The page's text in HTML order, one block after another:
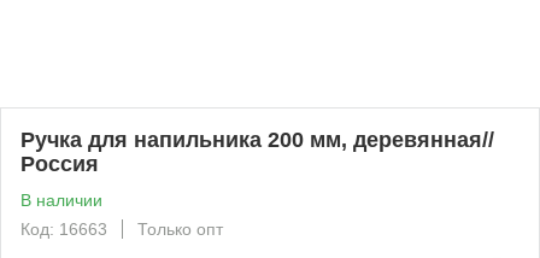
Ручка для напильника 200 мм, деревянная//
Россия
В наличии
Код: 16663
Только опт